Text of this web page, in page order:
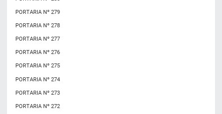
PORTARIA Nº 279
PORTARIA Nº 278
PORTARIA Nº 277
PORTARIA Nº 276
PORTARIA Nº 275
PORTARIA Nº 274
PORTARIA Nº 273
PORTARIA Nº 272